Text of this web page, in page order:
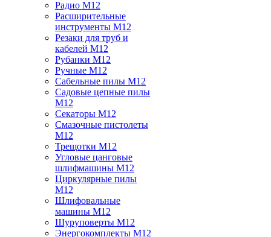
Радио M12
Расширительные
инструменты M12
Резаки для труб и
кабелей M12
Рубанки M12
Ручные M12
Сабельные пилы M12
Садовые цепные пилы
M12
Секаторы M12
Смазочные пистолеты
M12
Трещотки M12
Угловые цанговые
шлифмашины M12
Циркулярные пилы
M12
Шлифовальные
машины M12
Шуруповерты M12
Энергокомплекты M12